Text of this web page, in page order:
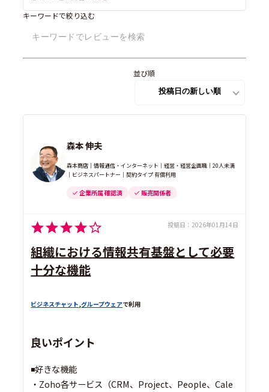
キーワードで絞り込む
並び順
森本 伸夫
森本商店｜情報通信・インターネット｜経営・経営企画職｜20人未満
｜ビジネスパートナー｜契約タイプ 有償利用
企業所属 確認済 販売関係者
投稿日： 2026年01月14日
組織における情報共有基盤として必要
十分な機能
ビジネスチャット,グループウェアで利用
良いポイント
◾️好きな機能
・Zoho各サービス（CRM、Project、People、Cale